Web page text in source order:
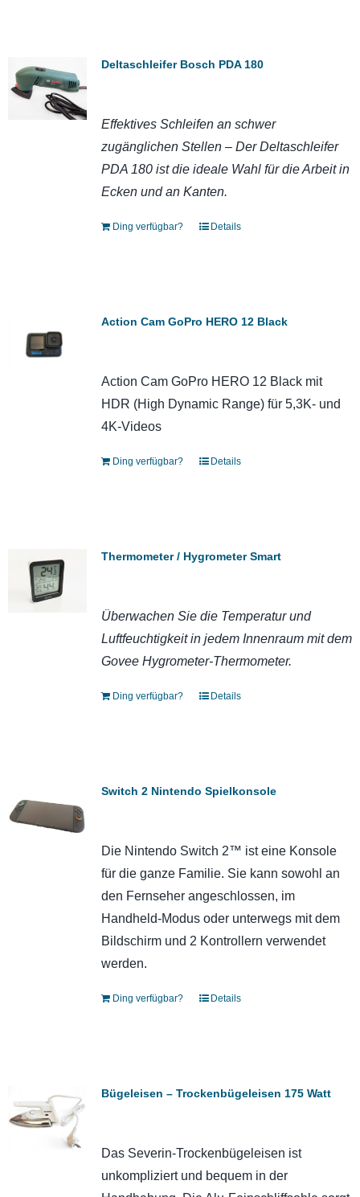
Deltaschleifer Bosch PDA 180
Effektives Schleifen an schwer
zugänglichen Stellen – Der Deltaschleifer
PDA 180 ist die ideale Wahl für die Arbeit in
Ecken und an Kanten.
Ding verfügbar? Details
Action Cam GoPro HERO 12 Black
Action Cam GoPro HERO 12 Black mit
HDR (High Dynamic Range) für 5,3K- und
4K-Videos
Ding verfügbar? Details
Thermometer / Hygrometer Smart
Überwachen Sie die Temperatur und
Luftfeuchtigkeit in jedem Innenraum mit dem
Govee Hygrometer-Thermometer.
Ding verfügbar? Details
Switch 2 Nintendo Spielkonsole
Die Nintendo Switch 2™ ist eine Konsole
für die ganze Familie. Sie kann sowohl an
den Fernseher angeschlossen, im
Handheld-Modus oder unterwegs mit dem
Bildschirm und 2 Kontrollern verwendet
werden.
Ding verfügbar? Details
Bügeleisen – Trockenbügeleisen 175 Watt
Das Severin-Trockenbügeleisen ist
unkompliziert und bequem in der